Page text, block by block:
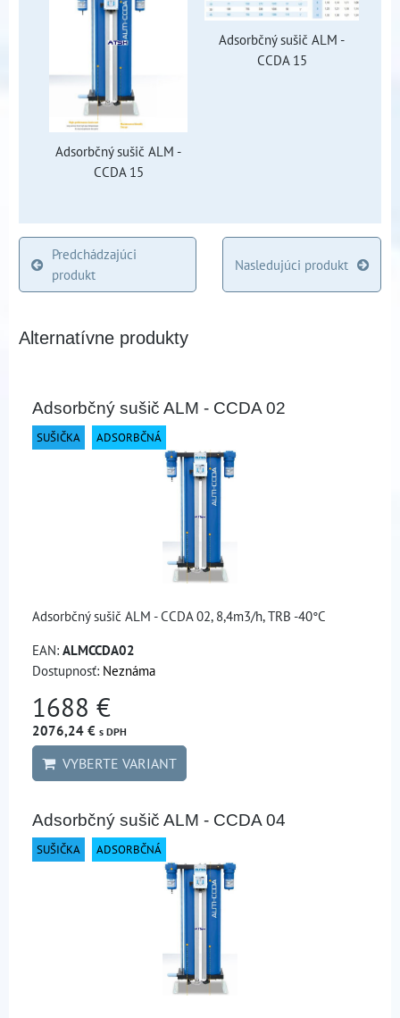
Adsorbčný sušič ALM -
CCDA 15
Adsorbčný sušič ALM -
CCDA 15
Predchádzajúci
produkt
Nasledujúci produkt
Alternatívne produkty
Adsorbčný sušič ALM - CCDA 02
SUŠIČKA ADSORBČNÁ
Adsorbčný sušič ALM - CCDA 02, 8,4m3/h, TRB -40°C
EAN: ALMCCDA02
Dostupnosť: Neznáma
1688 €
2076,24 € s DPH
VYBERTE VARIANT
Adsorbčný sušič ALM - CCDA 04
SUŠIČKA ADSORBČNÁ